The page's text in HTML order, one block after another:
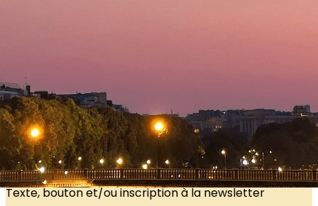
Join us
?>
Images de la page d'accueil
Cliquez pour éditer
Texte, bouton et/ou inscription à la newsletter